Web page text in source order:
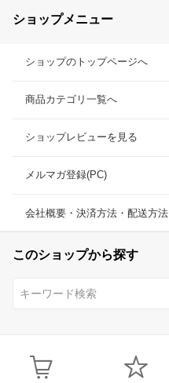
ショップメニュー
ショップのトップページへ
商品カテゴリ一覧へ
ショップレビューを見る
メルマガ登録(PC)
会社概要・決済方法・配送方法
このショップから探す